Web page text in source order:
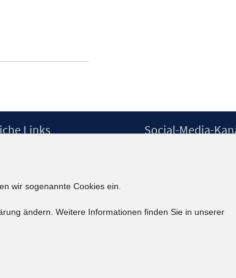
Links
zur Barrierefreiheit
Social-Media-
kununu
wir sogenannte Cookies ein.
ändern. Weitere Informationen finden Sie in unserer